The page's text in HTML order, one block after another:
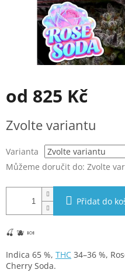
od 825 Kč
cena:
Zvolte variantu
Varianta
Můžeme doručit do: Zvolte
Přidat do
🍒 🫐 🍬
Indica 65 %, THC 34–36 %,
Cherry Soda.